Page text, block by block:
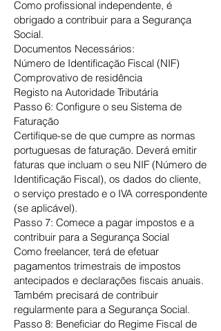
Como profissional independente, é
obrigado a contribuir para a Segurança
Social.
Documentos Necessários:
Número de Identificação Fiscal (NIF)
Comprovativo de residência
Registo na Autoridade Tributária
Passo 6: Configure o seu Sistema de
Faturação
Certifique-se de que cumpre as normas
portuguesas de faturação. Deverá emitir
faturas que incluam o seu NIF (Número de
Identificação Fiscal), os dados do cliente,
o serviço prestado e o IVA correspondente
(se aplicável).
Passo 7: Comece a pagar impostos e a
contribuir para a Segurança Social
Como freelancer, terá de efetuar
pagamentos trimestrais de impostos
antecipados e declarações fiscais anuais.
Também precisará de contribuir
regularmente para a Segurança Social.
Passo 8: Beneficiar do Regime Fiscal de